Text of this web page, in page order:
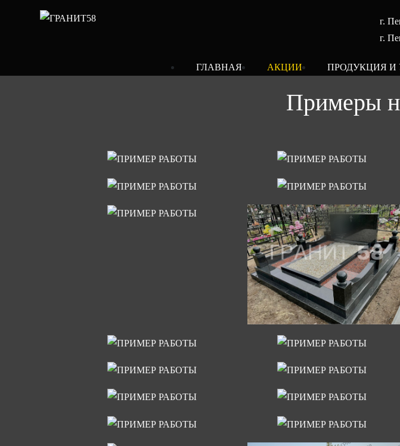
г.
г.
ГЛАВНАЯ АКЦИИ ПРОДУКЦИЯ И
Примеры